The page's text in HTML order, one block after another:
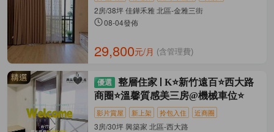
2房/38坪 佳鏵禾雅 北區-金雅三街
08-04發佈
29,800元/月 (含管理費)
整層住家
K⭐新竹遠百⭐西大路
商圈⭐溫馨質感美三房@機械車位⭐
影片賞屋 新上架 拎包入住 近商圈
3房/30坪 興築家 北區-西大路